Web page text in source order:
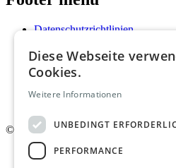
Datenschutzrichtlinien
Kontakt
Impressum
Mediadaten
AGB
© 2026. Alle Rechte vorbehalten.
Diese Webseite
Cookies.
Weitere Informationen
UNBEDINGT
PERFORMANCE